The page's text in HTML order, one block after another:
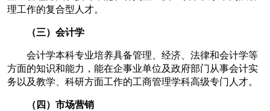
理工作的复合型人才。
（三）会计学
会计学本科专业培养具备管理、经济、法律和会计学等
方面的知识和能力，能在企事业单位及政府部门从事会计实
务以及教学、科研方面工作的工商管理学科高级专门人才。
（四）市场营销